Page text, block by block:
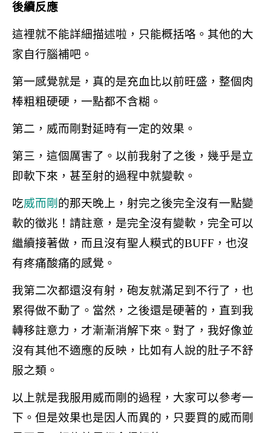
後續反應
這裡就不能詳細描述啦，只能概括咯。其他的大
家自行腦補吧。
第一感覺就是，真的是充血比以前旺盛，整個肉
棒粗粗硬硬，一點都不含糊。
第二，威而剛對延時有一定的效果。
第三，這個厲害了。以前我射了之後，幾乎是立
即軟下來，甚至射的過程中就變軟。
吃威而剛 的那天晚上，射完之後完全沒有一點變
軟的徵兆！請註意，是完全沒有變軟，完全可以
繼續接著做，而且沒有聖人糢式的BUFF，也沒
有疼痛酸痛的感覺。
我第二次都還沒有射，砲友就滿足到不行了，也
累得做不動了。當然，之後還是硬著的，直到我
轉移註意力，才漸漸消解下來。對了，我好像並
沒有其他不適應的反映，比如有人說的肚子不舒
服之類。
以上就是我服用威而剛的過程，大家可以參考一
下。但是效果也是因人而異的，只要買的威而剛